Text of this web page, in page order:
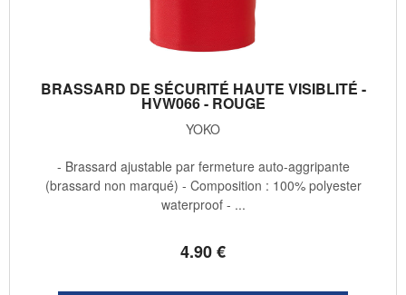
BRASSARD DE SÉCURITÉ HAUTE VISIBLITÉ -
HVW066 - ROUGE
YOKO
4.90€
- Brassard ajustable par fermeture auto-aggripante
(brassard non marqué) - Composition : 100% polyester
waterproof - ...